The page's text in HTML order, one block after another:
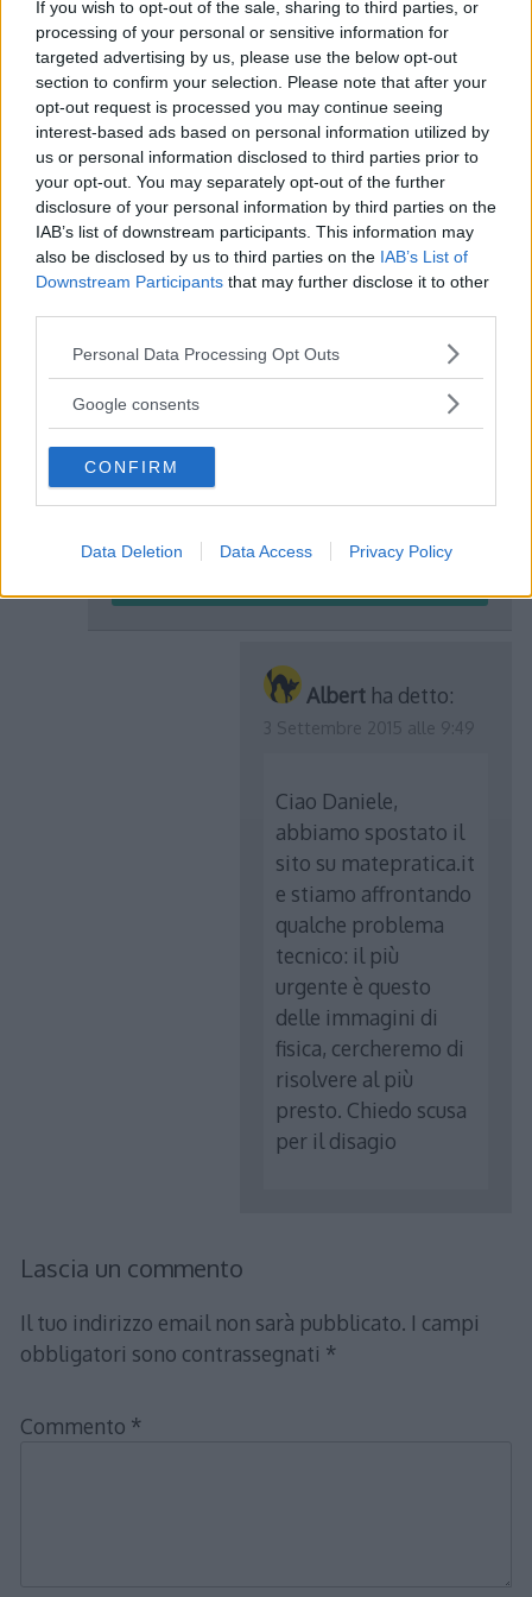
If you wish to opt-out of the sale, sharing to third parties, or
processing of your personal or sensitive information for
targeted advertising by us, please use the below opt-out
section to confirm your selection. Please note that after your
opt-out request is processed you may continue seeing
interest-based ads based on personal information utilized by
us or personal information disclosed to third parties prior to
your opt-out. You may separately opt-out of the further
disclosure of your personal information by third parties on the
IAB’s list of downstream participants. This information may
also be disclosed by us to third parties on the IAB’s List of
Downstream Participants that may further disclose it to other
Please note that this website/app uses one or more Google
not limited to your visit or usage behaviour. You may click to
use your data for below specified purposes in below Google
consent section.
Personal Data Processing Opt Outs
Google consents
CONFIRM
Data Deletion Data Access Privacy Policy
2 thoughts on “Elettrostatica –
Condensatori”
Daniele ha detto:
Non si carica più nessuna immagine!!!
Nessun formulario e nessun
esercizio.. Per favore risolvete, è
davvero utile e fatto bene questo sito
Albert ha detto:
3 Settembre 2015 alle 9:49
Ciao Daniele,
abbiamo spostato il
sito su matepratica.it
e stiamo affrontando
qualche problema
tecnico: il più
urgente è questo
delle immagini di
fisica, cercheremo di
risolvere al più
presto. Chiedo scusa
per il disagio
Lascia un commento
Il tuo indirizzo email non sarà pubblicato. I campi
obbligatori sono contrassegnati *
Commento *